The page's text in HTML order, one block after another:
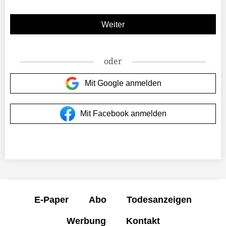
oder
Mit Google anmelden
Mit Facebook anmelden
E-Paper Abo Todesanzeigen
Werbung Kontakt